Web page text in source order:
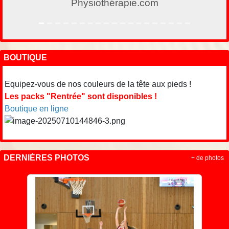
Restaurant Le
BOUTIQUE
Equipez-vous de nos couleurs de la tête aux pieds !
Les packs "Rentrée" sont disponibles !
Boutique en ligne
DERNIÈRES PHOTOS + de photos